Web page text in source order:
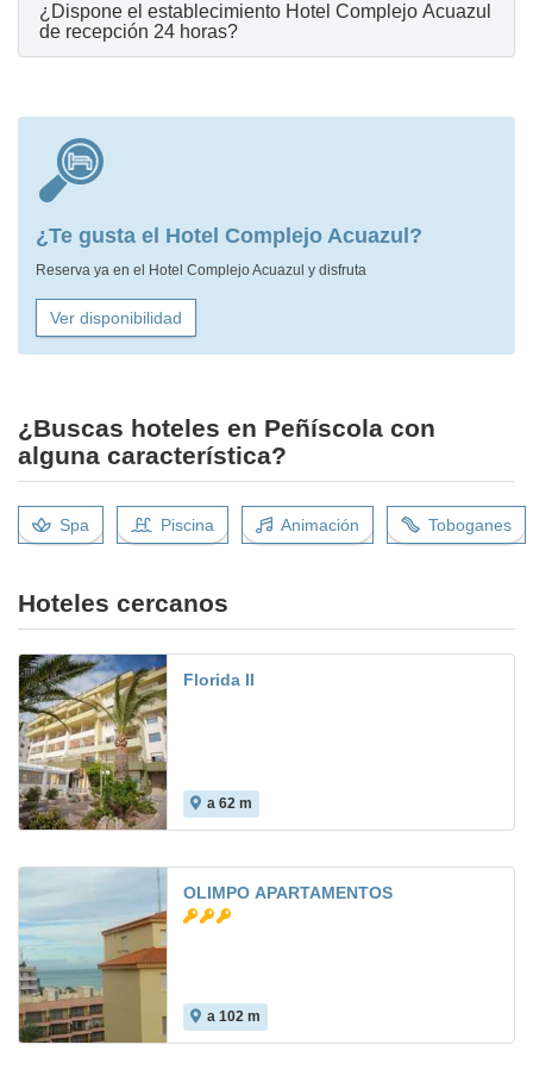
¿Dispone el establecimiento Hotel Complejo Acuazul
de recepción 24 horas?
¿Te gusta el Hotel Complejo Acuazul?
Reserva ya en el Hotel Complejo Acuazul y disfruta
Ver disponibilidad
¿Buscas hoteles en Peñíscola con
alguna característica?
Spa Piscina Animación Toboganes
Hoteles cercanos
Florida II
a 62 m
OLIMPO APARTAMENTOS
a 102 m